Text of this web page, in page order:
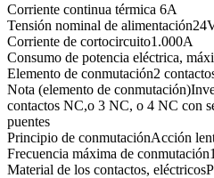
Corriente continua térmica 6A
Tensión nominal de alimentación24
Corriente de cortocircuito1.000A
Consumo de potencia eléctrica,
Elemento de conmutación2
Nota (elemento de conmutación)
contactos NC,o 3 NC, o 4 NC con
puentes
Principio de conmutaciónAcción
Frecuencia máxima de conmutación
Material de los contactos, eléctricos